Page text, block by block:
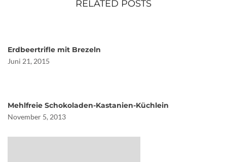
RELATED POSTS
Erdbeertrifle mit Brezeln
Juni 21, 2015
Mehlfreie Schokoladen-Kastanien-Küchlein
November 5, 2013